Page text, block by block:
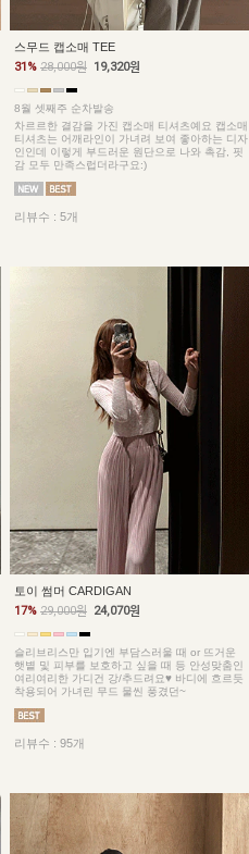
스무드 캡소매 TEE
31% 28,000원 19,320원
8월 셋째주 순차발송
차르르한 결감을 가진 캡소매 티셔츠예요 캡소매
티셔츠는 어깨라인이 가녀려 보여 좋아하는 디자
인인데 이렇게 부드러운 원단으로 나와 촉감, 핏
감 모두 만족스럽더라구요:)
리뷰수 : 5개
토이 썸머 CARDIGAN
17% 29,000원 24,070원
슬리브리스만 입기엔 부담스러울 때 or 뜨거운
햇볕 및 피부를 보호하고 싶을 때 등 안성맞춤인
여리여리한 가디건 강/추드려요♥ 바디에 흐르듯
착용되어 가녀린 무드 물씬 풍겼던~
리뷰수 : 95개